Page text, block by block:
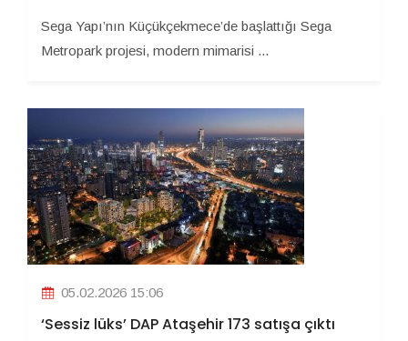
Sega Yapı’nın Küçükçekmece’de başlattığı Sega
Metropark projesi, modern mimarisi ...
05.02.2026 15:06
‘Sessiz lüks’ DAP Ataşehir 173 satışa çıktı